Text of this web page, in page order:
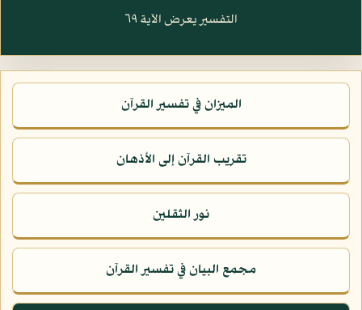
التفسير يعرض الآية ٦٩
الميزان في تفسير القرآن
تقريب القرآن إلى الأذهان
نور الثقلين
مجمع البيان في تفسير القرآن